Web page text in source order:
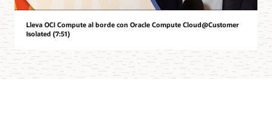
Lleva OCI Compute al borde con Oracle Compute Cloud@Customer
Isolated (7:51)